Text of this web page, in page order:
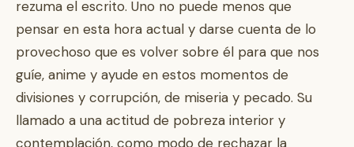
rezuma el escrito. Uno no puede menos que
pensar en esta hora actual y darse cuenta de lo
provechoso que es volver sobre él para que nos
guíe, anime y ayude en estos momentos de
divisiones y corrupción, de miseria y pecado. Su
llamado a una actitud de pobreza interior y
contemplación, como modo de rechazar la